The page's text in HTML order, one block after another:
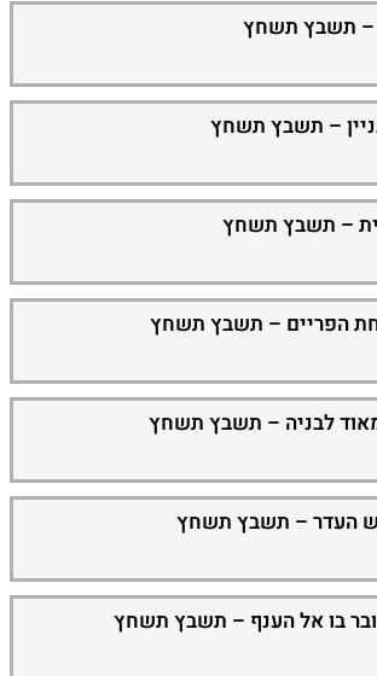
– תשבץ תשחץ
– תשבץ תשחץ
– תשבץ תשחץ
הפריים – תשבץ תשחץ
לבניה – תשבץ תשחץ
העדר – תשבץ תשחץ
בו אל הענף – תשבץ תשחץ